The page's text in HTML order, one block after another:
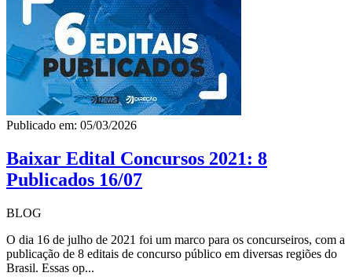
Publicado em: 05/03/2026
Baixar Edital Concursos 2021: 8
Publicados 16/07
BLOG
O dia 16 de julho de 2021 foi um marco para os concurseiros, com a
publicação de 8 editais de concurso público em diversas regiões do
Brasil. Essas op...